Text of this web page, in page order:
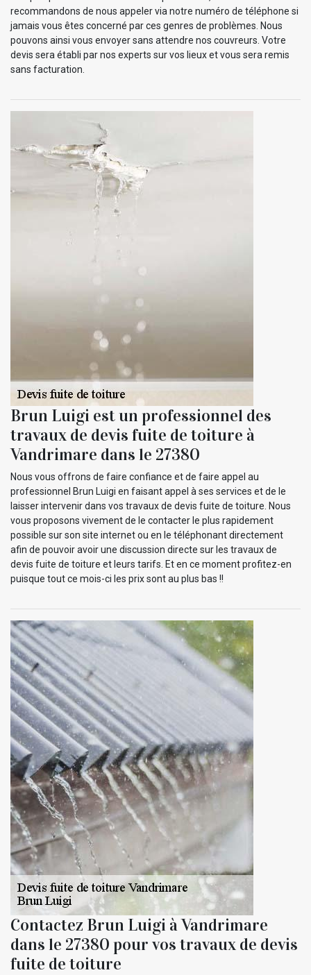
recommandons de nous appeler via notre numéro de téléphone si
jamais vous êtes concerné par ces genres de problèmes. Nous
pouvons ainsi vous envoyer sans attendre nos couvreurs. Votre
devis sera établi par nos experts sur vos lieux et vous sera remis
sans facturation.
Brun Luigi est un professionnel des
travaux de devis fuite de toiture à
Vandrimare dans le 27380
Nous vous offrons de faire confiance et de faire appel au
professionnel Brun Luigi en faisant appel à ses services et de le
laisser intervenir dans vos travaux de devis fuite de toiture. Nous
vous proposons vivement de le contacter le plus rapidement
possible sur son site internet ou en le téléphonant directement
afin de pouvoir avoir une discussion directe sur les travaux de
devis fuite de toiture et leurs tarifs. Et en ce moment profitez-en
puisque tout ce mois-ci les prix sont au plus bas !!
Contactez Brun Luigi à Vandrimare
dans le 27380 pour vos travaux de devis
fuite de toiture